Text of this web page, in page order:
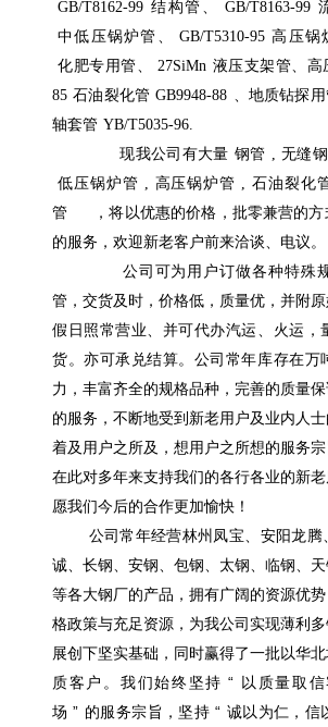
GB/T8162-99 结构管、 GB/T8163-99
中低压锅炉管、
GB/T5310-95 高压锅
化肥专用管、
27SiMn 液压支架管、高
85 石油裂化管 GB9948-88 、地质钻探
轴套管 YB/T5035-96.
现我公司有大量 钢管 无缝
低压锅炉管
高压锅炉管 石油裂化
管
，将以优惠的价格，批零兼营的
的服务，欢迎新老客户前来洽谈、电议。
公司可为用户订做各种特殊
管，交货及时，价格低，质量优，并附
假日照常营业、并可代办汽运、火运，
货。亦可承兑结算。公司常年库存在万
力，丰富齐全的规格品种，完善的质量
的服务，不断地受到新老用户及业内人
着及用户之所及，想用户之所想的服务宗
在此对多年来支持我们的各行各业的新老
愿我们今后的合作更加愉快！
公司常年经营林州凤宝、安阳龙腾
诚、长钢、安钢、包钢、太钢、临钢、
等各大钢厂的产品，拥有广阔的资源优
格政策与充足资源，为我公司实现薄利
展创下坚实基础，同时赢得了一批以华
质客户。我们始终坚持 “ 以质量取
场 ” 的服务宗旨，坚持 “ 诚以为仁，信